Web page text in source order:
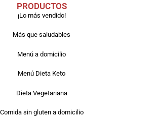
PRODUCTOS
¡Lo más vendido!
Más que saludables
Menú a domicilio
Menú Dieta Keto
Dieta Vegetariana
Comida sin gluten a domicilio